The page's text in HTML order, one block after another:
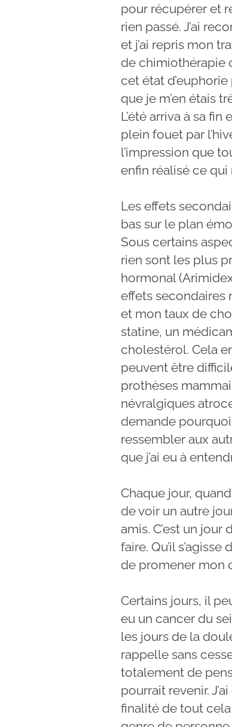
pour récupérer et
rien passé. J’ai
et j’ai repris mon
de chimiothérapie
cet état d’euphorie
que je m’en étais
L’été arriva à sa
plein fouet par
l’impression que
enfin réalisé ce qui
Les effets
bas sur le plan
Sous certains
rien sont les plus
hormonal
effets secondaires
et mon taux de
statine, un
cholestérol. Cela
peuvent être
prothèses
névralgiques
demande pourquoi
ressembler aux
que j’ai eu à
Chaque jour,
de voir un autre
amis. C’est un jour
faire. Qu’il
de promener mon
Certains jours, il
eu un cancer du
les jours de la
rappelle sans
totalement de
pourrait revenir.
finalité de tout cela